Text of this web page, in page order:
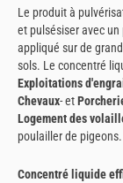
Le produit à
et pulsésiser avec
appliqué sur de
sols. Le concentré
Exploitations
Chevaux- et
Logement des
poulailler de pigeons.
Concentré liquide